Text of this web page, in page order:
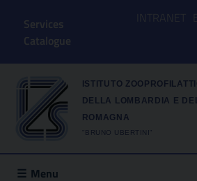
Services
Catalogue
INTRANET
ISTITUTO
DELLA LOMBARDIA E
ROMAGNA
"BRUNO UBERTINI"
Menu